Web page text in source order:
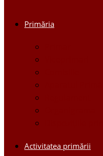
Primăria
Activitatea primării